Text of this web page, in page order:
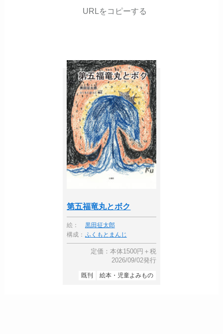
URLをコピーする
第五福竜丸とボク
絵：
黒田征太郎
構成： ふくもとまんじ
定価：本体1500円＋税
2026/09/02発行
既刊 絵本・児童よみもの